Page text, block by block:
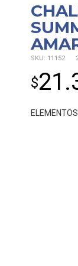
SKU: 11152
$